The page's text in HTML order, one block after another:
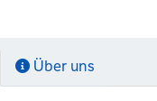
Über uns